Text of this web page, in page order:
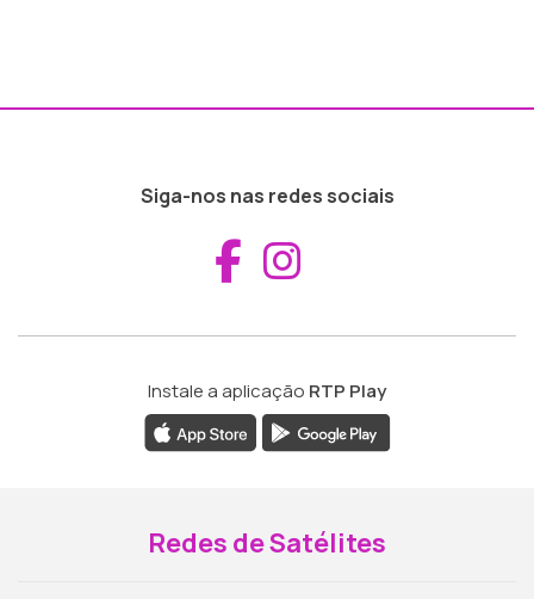
Siga-nos nas redes sociais
Aceder ao
Instale a aplicação RTP Play
Redes de Satélites